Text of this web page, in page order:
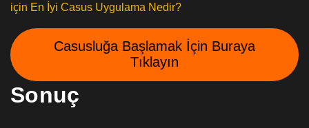
için En İyi Casus Uygulama Nedir?
Casusluğa Başlamak İçin Buraya
Tıklayın
Sonuç